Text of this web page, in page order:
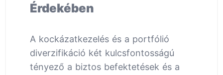
Érdekében
A kockázatkezelés és a portfólió
diverzifikáció két kulcsfontosságú
tényező a biztos befektetések és a